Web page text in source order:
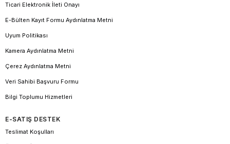
Ticari Elektronik İleti Onayı
E-Bülten Kayıt Formu Aydınlatma Metni
Uyum Politikası
Kamera Aydınlatma Metni
Çerez Aydınlatma Metni
Veri Sahibi Başvuru Formu
Bilgi Toplumu Hizmetleri
E-SATIŞ DESTEK
Teslimat Koşulları